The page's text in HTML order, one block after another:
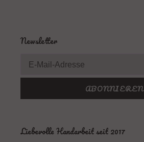
Newsletter
ABONNIEREN
Liebevolle Handarbeit seit 2017